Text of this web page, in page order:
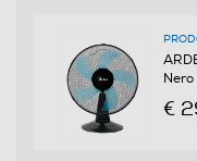
Nebulizzazione
Nero
€